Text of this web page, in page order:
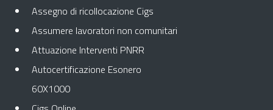
Assegno di ricollocazione Cigs
Assumere lavoratori non comunitari
Attuazione Interventi PNRR
Autocertificazione Esonero
60X1000